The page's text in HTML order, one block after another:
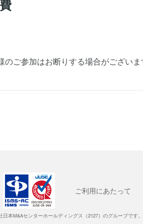
のご参加はお断りする場合がございま
ご利用にあたって
本M&Aセンターホールディングス（2127）のグループです。